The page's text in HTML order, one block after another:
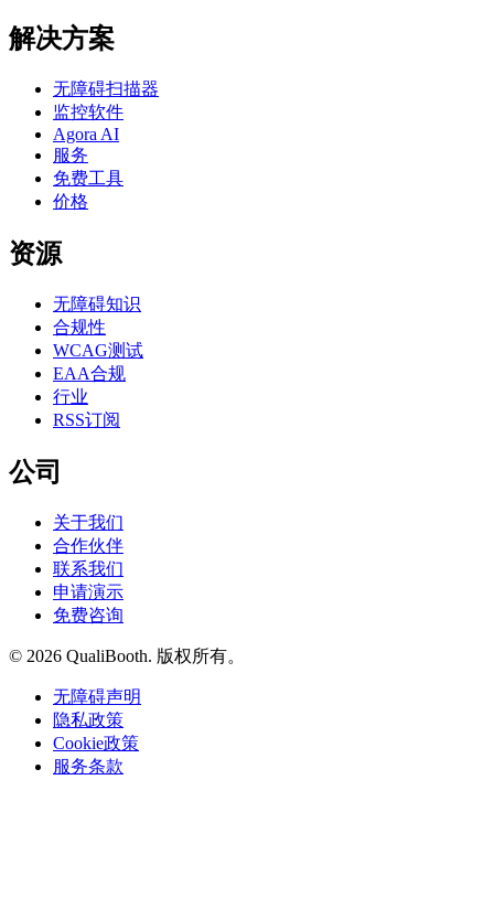
解决方案
无障碍扫描器
监控软件
Agora AI
服务
免费工具
价格
资源
无障碍知识
合规性
WCAG测试
EAA合规
行业
RSS订阅
公司
关于我们
合作伙伴
联系我们
申请演示
免费咨询
© 2026 QualiBooth. 版权所有。
无障碍声明
隐私政策
Cookie政策
服务条款